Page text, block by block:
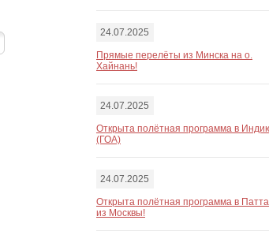
24.07.2025
Прямые перелёты из Минска на о.
Хайнань!
24.07.2025
Открыта полётная программа в
(ГОА)
24.07.2025
Открыта полётная программа в
из Москвы!